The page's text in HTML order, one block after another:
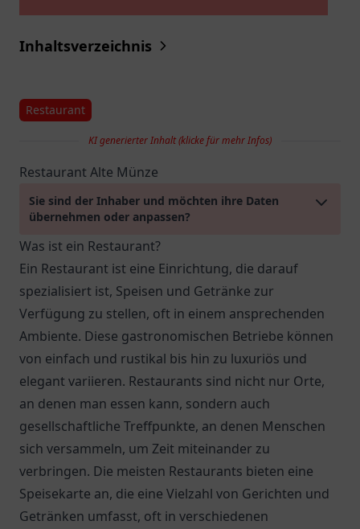
Inhaltsverzeichnis
Restaurant
KI generierter Inhalt (klicke für mehr Infos)
Restaurant Alte Münze
Sie sind der Inhaber und möchten ihre Daten
übernehmen oder anpassen?
Was ist ein Restaurant?
Ein Restaurant ist eine Einrichtung, die darauf
spezialisiert ist, Speisen und Getränke zur
Verfügung zu stellen, oft in einem ansprechenden
Ambiente. Diese gastronomischen Betriebe können
von einfach und rustikal bis hin zu luxuriös und
elegant variieren. Restaurants sind nicht nur Orte,
an denen man essen kann, sondern auch
gesellschaftliche Treffpunkte, an denen Menschen
sich versammeln, um Zeit miteinander zu
verbringen. Die meisten Restaurants bieten eine
Speisekarte an, die eine Vielzahl von Gerichten und
Getränken umfasst, oft in verschiedenen